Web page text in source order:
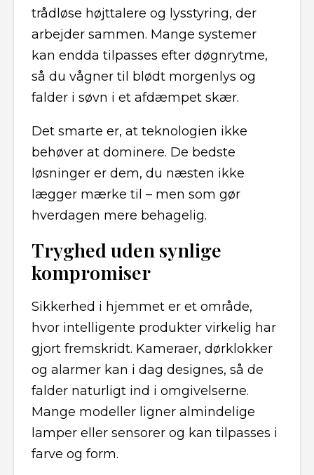
trådløse højttalere og lysstyring, der
arbejder sammen. Mange systemer
kan endda tilpasses efter døgnrytme,
så du vågner til blødt morgenlys og
falder i søvn i et afdæmpet skær.
Det smarte er, at teknologien ikke
behøver at dominere. De bedste
løsninger er dem, du næsten ikke
lægger mærke til – men som gør
hverdagen mere behagelig.
Tryghed uden synlige
kompromiser
Sikkerhed i hjemmet er et område,
hvor intelligente produkter virkelig har
gjort fremskridt. Kameraer, dørklokker
og alarmer kan i dag designes, så de
falder naturligt ind i omgivelserne.
Mange modeller ligner almindelige
lamper eller sensorer og kan tilpasses i
farve og form.